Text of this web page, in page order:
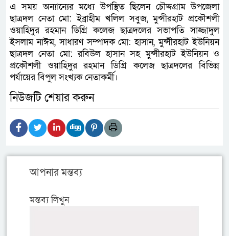
এ সময় অন্যান্যের মধ্যে উপস্থিত ছিলেন চৌদ্দগ্রাম উপজেলা
ছাত্রদল নেতা মো: ইব্রাহীম খলিল সবুজ, মুন্সীরহাট প্রকৌশলী
ওয়াহিদুর রহমান ডিগ্রি কলেজ ছাত্রদলের সভাপতি সাজ্জাদুল
ইসলাম নাঈম, সাধারণ সম্পাদক মো: হাসান, মুন্সীরহাট ইউনিয়ন
ছাত্রদল নেতা মো: রবিউল হাসান সহ মুন্সীরহাট ইউনিয়ন ও
প্রকৌশলী ওয়াহিদুর রহমান ডিগ্রি কলেজ ছাত্রদলের বিভিন্ন
পর্যায়ের বিপুল সংখ্যক নেতাকর্মী।
নিউজটি শেয়ার করুন
আপনার মন্তব্য
মন্তব্য লিখুন